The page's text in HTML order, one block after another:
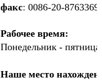
факс: 0086-20-
Рабочее время:
Понедельник -
Наше место